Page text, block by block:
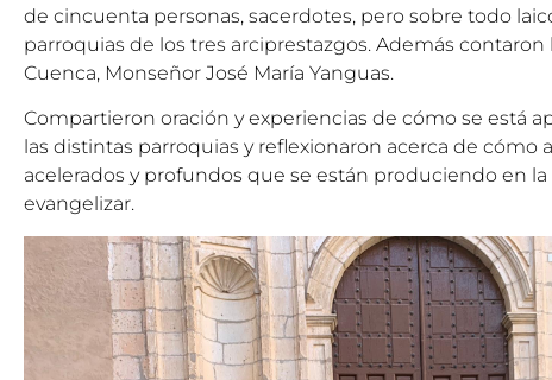
de cincuenta personas, sacerdotes, pero sobre todo
parroquias de los tres arciprestazgos. Además
Cuenca, Monseñor José María Yanguas.
Compartieron oración y experiencias de cómo se está
las distintas parroquias y reflexionaron acerca de cómo
acelerados y profundos que se están produciendo en
evangelizar.